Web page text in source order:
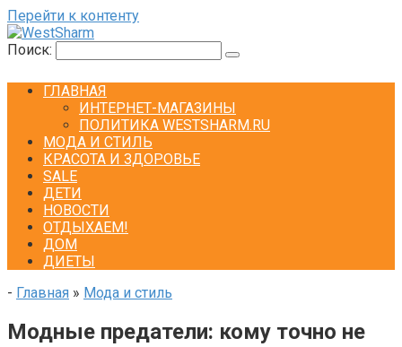
Перейти к контенту
Поиск:
ГЛАВНАЯ
ИНТЕРНЕТ-МАГАЗИНЫ
ПОЛИТИКА WESTSHARM.RU
МОДА И СТИЛЬ
КРАСОТА И ЗДОРОВЬЕ
SALE
ДЕТИ
НОВОСТИ
ОТДЫХАЕМ!
ДОМ
ДИЕТЫ
- Главная » Мода и стиль
Модные предатели: кому точно не